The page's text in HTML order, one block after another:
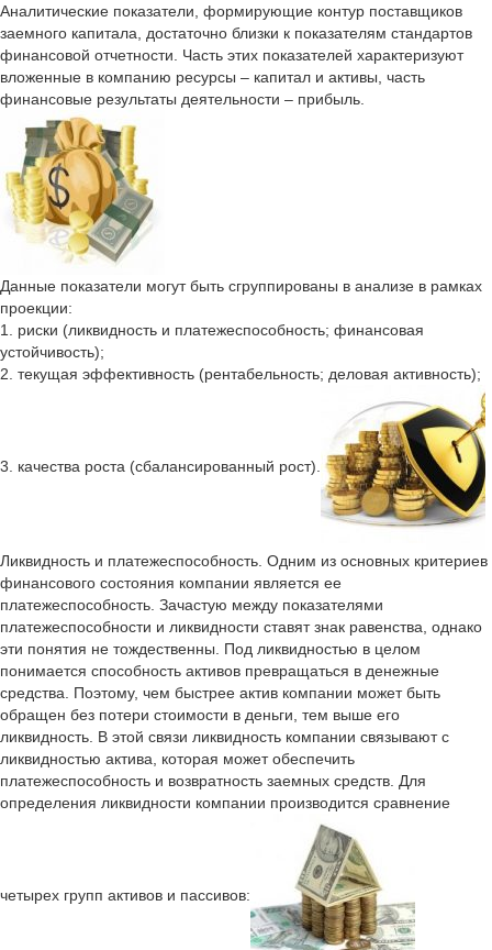
Аналитические показатели, формирующие контур поставщиков
заемного капитала, достаточно близки к показателям стандартов
финансовой отчетности. Часть этих показателей характеризуют
вложенные в компанию ресурсы – капитал и активы, часть
финансовые результаты деятельности – прибыль.
Данные показатели могут быть сгруппированы в анализе в рамках
проекции:
1. риски (ликвидность и платежеспособность; финансовая
устойчивость);
2. текущая эффективность (рентабельность; деловая активность);
3. качества роста (сбалансированный рост).
Ликвидность и платежеспособность. Одним из основных критериев
финансового состояния компании является ее
платежеспособность. Зачастую между показателями
платежеспособности и ликвидности ставят знак равенства, однако
эти понятия не тождественны. Под ликвидностью в целом
понимается способность активов превращаться в денежные
средства. Поэтому, чем быстрее актив компании может быть
обращен без потери стоимости в деньги, тем выше его
ликвидность. В этой связи ликвидность компании связывают с
ликвидностью актива, которая может обеспечить
платежеспособность и возвратность заемных средств. Для
определения ликвидности компании производится сравнение
четырех групп активов и пассивов: